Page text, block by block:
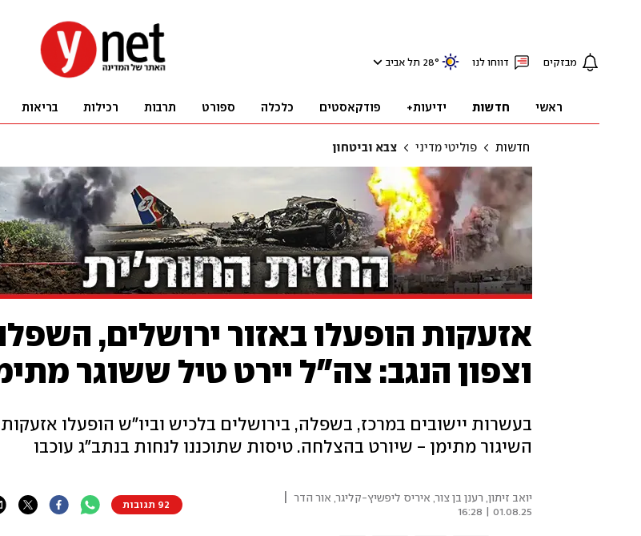
מבזקים דווחו לנו 28° תל אביב
ראשי חדשות ידיעות+ פודקאסטים כלכלה ספורט תרבות רכילות בריאות
חדשות פוליטי מדיני צבא וביטחון
אזעקות הופעלו באזור ירושלים,
וצפון הנגב: צה"ל יירט טיל ששוגר
בעשרות יישובים במרכז, בשפלה, בירושלים בלכיש וביו"ש הופעלו
השיגור מתימן - שיורט בהצלחה. טיסות שתוכננו לנחות בנתב"ג עוכבו
יואב זיתון, רענן בן צור, איריס ליפשיץ-קליגר, אור הדר
01.08.25 | 16:28
92 תגובות